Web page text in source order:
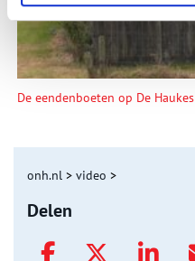
De eendenboeten op De Haukes
onh.nl > video >
Delen